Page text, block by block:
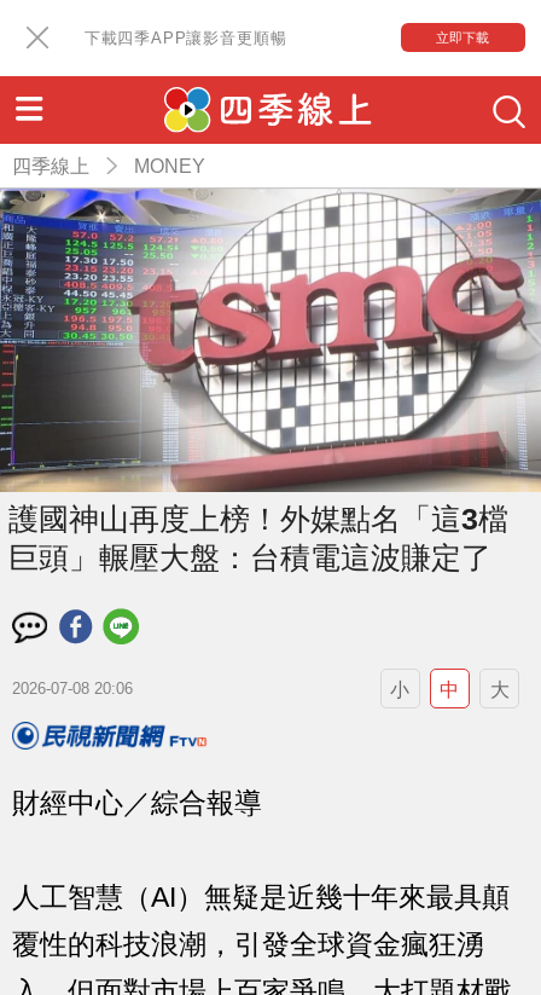
下載四季APP讓影音更順暢 立即下載
四季線上 MONEY
護國神山再度上榜！外媒點名「這3檔
巨頭」輾壓大盤：台積電這波賺定了
2026-07-08 20:06 小 中 大
財經中心／綜合報導
人工智慧（AI）無疑是近幾十年來最具顛
覆性的科技浪潮，引發全球資金瘋狂湧